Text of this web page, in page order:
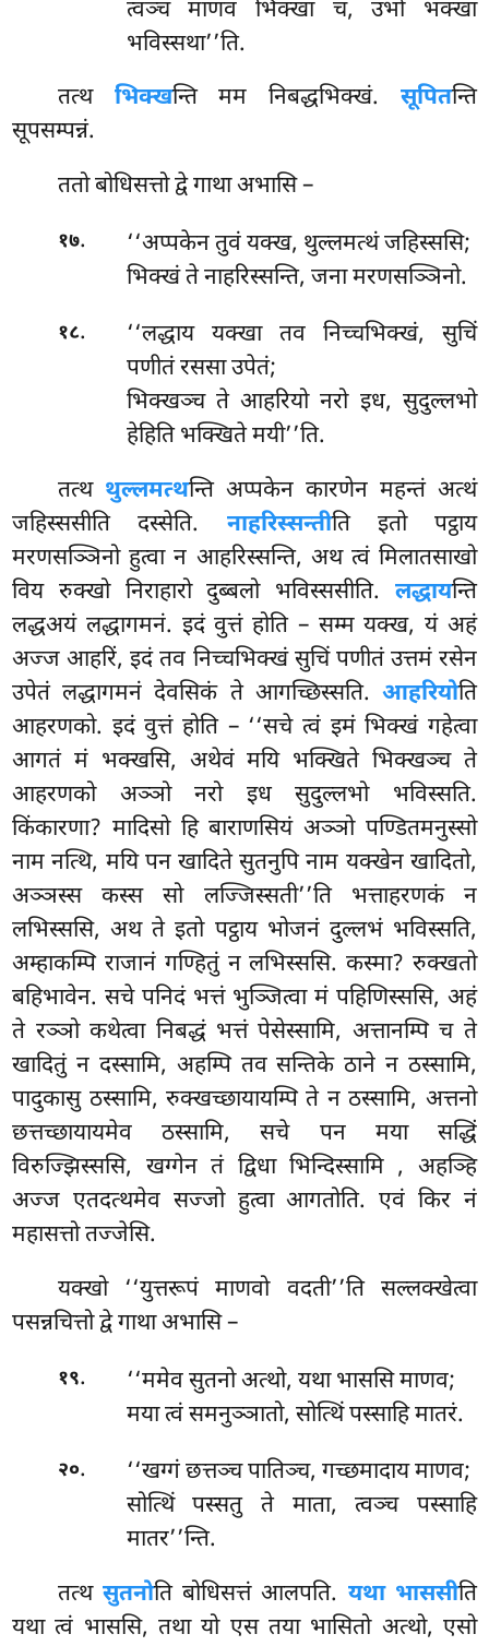
त्वञ्च माणव भिक्खा च, उभो भक्खा
भविस्सथा’’ति.
तत्थ भिक्खन्ति मम निबद्धभिक्खं. सूपितन्ति
सूपसम्पन्नं.
ततो बोधिसत्तो द्वे गाथा अभासि –
१७.
‘‘अप्पकेन तुवं यक्ख, थुल्लमत्थं जहिस्ससि;
भिक्खं ते नाहरिस्सन्ति, जना मरणसञ्ञिनो.
१८.
‘‘लद्धाय यक्खा तव निच्चभिक्खं, सुचिं
पणीतं रससा उपेतं;
भिक्खञ्च ते आहरियो नरो इध, सुदुल्लभो
हेहिति भक्खिते मयी’’ति.
तत्थ थुल्लमत्थन्ति अप्पकेन कारणेन महन्तं अत्थं
जहिस्ससीति दस्सेति. नाहरिस्सन्तीति इतो पट्ठाय
मरणसञ्ञिनो हुत्वा न आहरिस्सन्ति, अथ त्वं मिलातसाखो
विय रुक्खो निराहारो दुब्बलो भविस्ससीति. लद्धायन्ति
लद्धअयं लद्धागमनं. इदं वुत्तं होति – सम्म यक्ख, यं अहं
अज्ज आहरिं, इदं तव निच्चभिक्खं सुचिं पणीतं उत्तमं रसेन
उपेतं लद्धागमनं देवसिकं ते आगच्छिस्सति. आहरियोति
आहरणको. इदं वुत्तं होति – ‘‘सचे त्वं इमं भिक्खं गहेत्वा
आगतं मं भक्खसि, अथेवं मयि भक्खिते भिक्खञ्च ते
आहरणको अञ्ञो नरो इध सुदुल्लभो भविस्सति.
किंकारणा? मादिसो हि बाराणसियं अञ्ञो पण्डितमनुस्सो
नाम नत्थि, मयि पन खादिते सुतनुपि नाम यक्खेन खादितो,
अञ्ञस्स कस्स सो लज्जिस्सती’’ति भत्ताहरणकं न
लभिस्ससि, अथ ते इतो पट्ठाय भोजनं दुल्लभं भविस्सति,
अम्हाकम्पि राजानं गण्हितुं न लभिस्ससि. कस्मा? रुक्खतो
बहिभावेन. सचे पनिदं भत्तं भुञ्जित्वा मं पहिणिस्ससि, अहं
ते रञ्ञो कथेत्वा निबद्धं भत्तं पेसेस्सामि, अत्तानम्पि च ते
खादितुंन दस्सामि, अहम्पि तव सन्तिके ठाने न ठस्सामि,
पादुकासु ठस्सामि, रुक्खच्छायायम्पि ते न ठस्सामि, अत्तनो
छत्तच्छायायमेव ठस्सामि, सचे पन मया सद्धिं
विरुज्झिस्ससि, खग्गेन तं द्विधा भिन्दिस्सामि , अहञ्हि
अज्ज एतदत्थमेव सज्जो हुत्वा आगतोति. एवं किर नं
महासत्तो तज्जेसि.
यक्खो ‘‘युत्तरूपं माणवो वदती’’ति सल्लक्खेत्वा
पसन्नचित्तो द्वे गाथा अभासि –
१९.
‘‘ममेव सुतनो अत्थो, यथा भाससि माणव;
मया त्वं समनुञ्ञातो, सोत्थिं पस्साहि मातरं.
२०.
‘‘खग्गं छत्तञ्च पातिञ्च, गच्छमादाय माणव;
सोत्थिं पस्सतु ते माता, त्वञ्च पस्साहि
मातर’’न्ति.
तत्थसुतनोति बोधिसत्तं आलपति. यथा भाससीति
यथा त्वं भाससि, तथा यो एस तया भासितो अत्थो, एसो